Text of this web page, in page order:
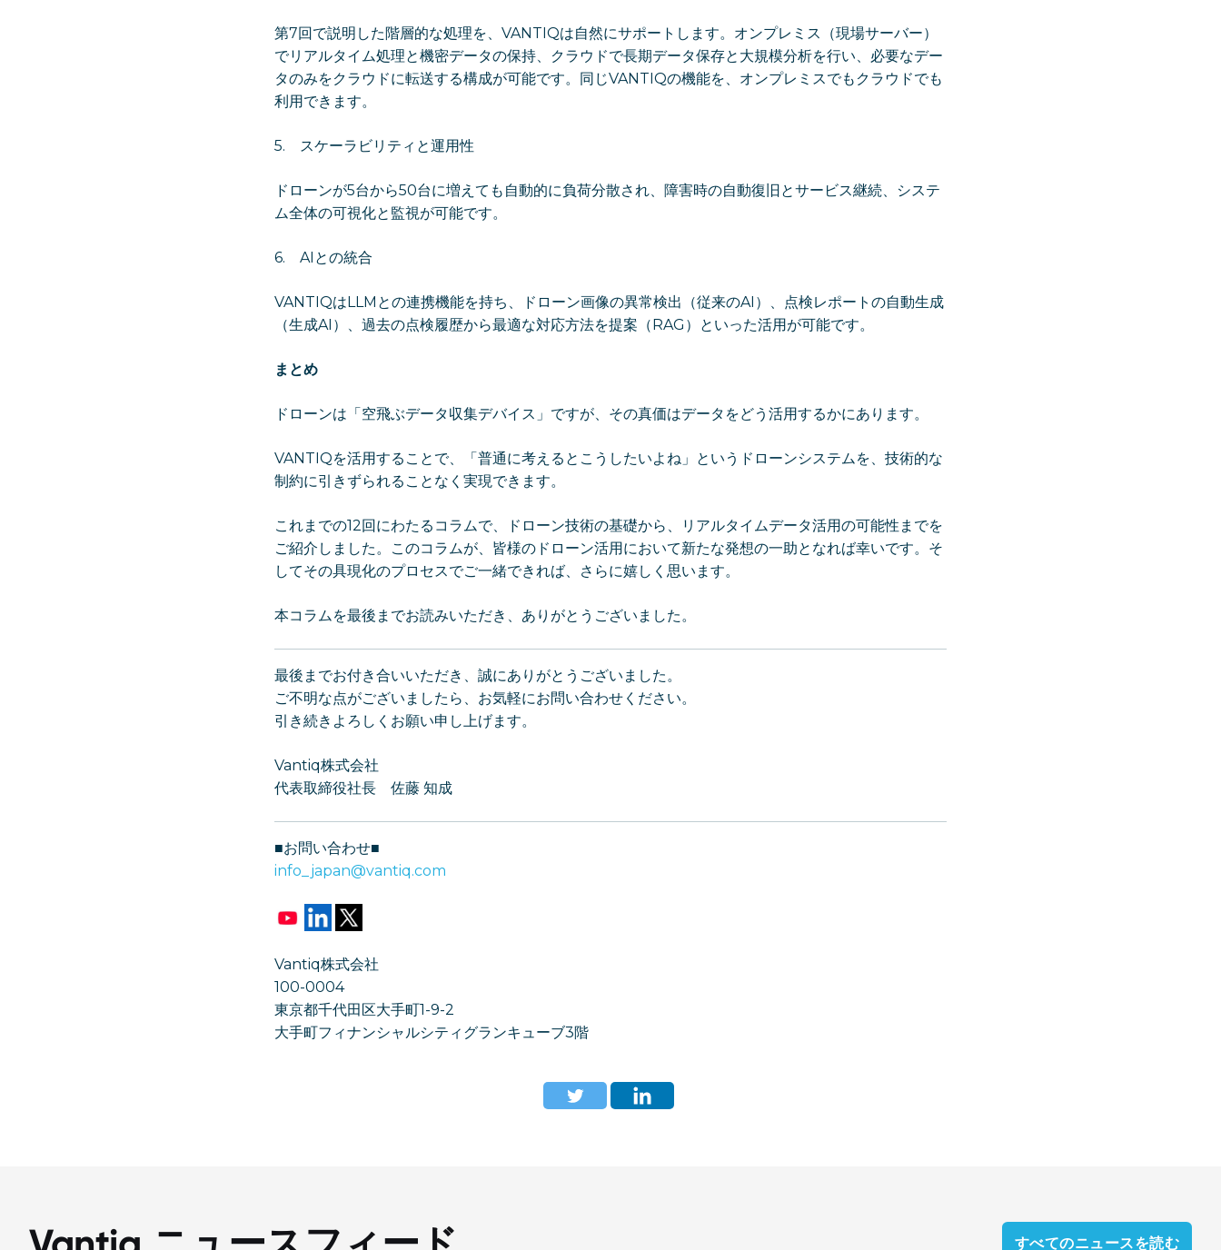
第7回で説明した階層的な処理を、VANTIQは自然にサポートします。オンプレミス（現場サーバー）
でリアルタイム処理と機密データの保持、クラウドで長期データ保存と大規模分析を行い、必要なデー
タのみをクラウドに転送する構成が可能です。同じVANTIQの機能を、オンプレミスでもクラウドでも
利用できます。
5. スケーラビリティと運用性
ドローンが5台から50台に増えても自動的に負荷分散され、障害時の自動復旧とサービス継続、システ
ム全体の可視化と監視が可能です。
6. AIとの統合
VANTIQはLLMとの連携機能を持ち、ドローン画像の異常検出（従来のAI）、点検レポートの自動生成
（生成AI）、過去の点検履歴から最適な対応方法を提案（RAG）といった活用が可能です。
まとめ
ドローンは「空飛ぶデータ収集デバイス」ですが、その真価はデータをどう活用するかにあります。
VANTIQを活用することで、「普通に考えるとこうしたいよね」というドローンシステムを、技術的な
制約に引きずられることなく実現できます。
これまでの12回にわたるコラムで、ドローン技術の基礎から、リアルタイムデータ活用の可能性までを
ご紹介しました。このコラムが、皆様のドローン活用において新たな発想の一助となれば幸いです。そ
してその具現化のプロセスでご一緒できれば、さらに嬉しく思います。
本コラムを最後までお読みいただき、ありがとうございました。
最後までお付き合いいただき、誠にありがとうございました。
ご不明な点がございましたら、お気軽にお問い合わせください。
引き続きよろしくお願い申し上げます。
Vantiq株式会社
代表取締役社長 佐藤 知成
■お問い合わせ■
info_japan@vantiq.com
Vantiq株式会社
100-0004
東京都千代田区大手町1-9-2
大手町フィナンシャルシティグランキューブ3階
すべてのニュースを読む